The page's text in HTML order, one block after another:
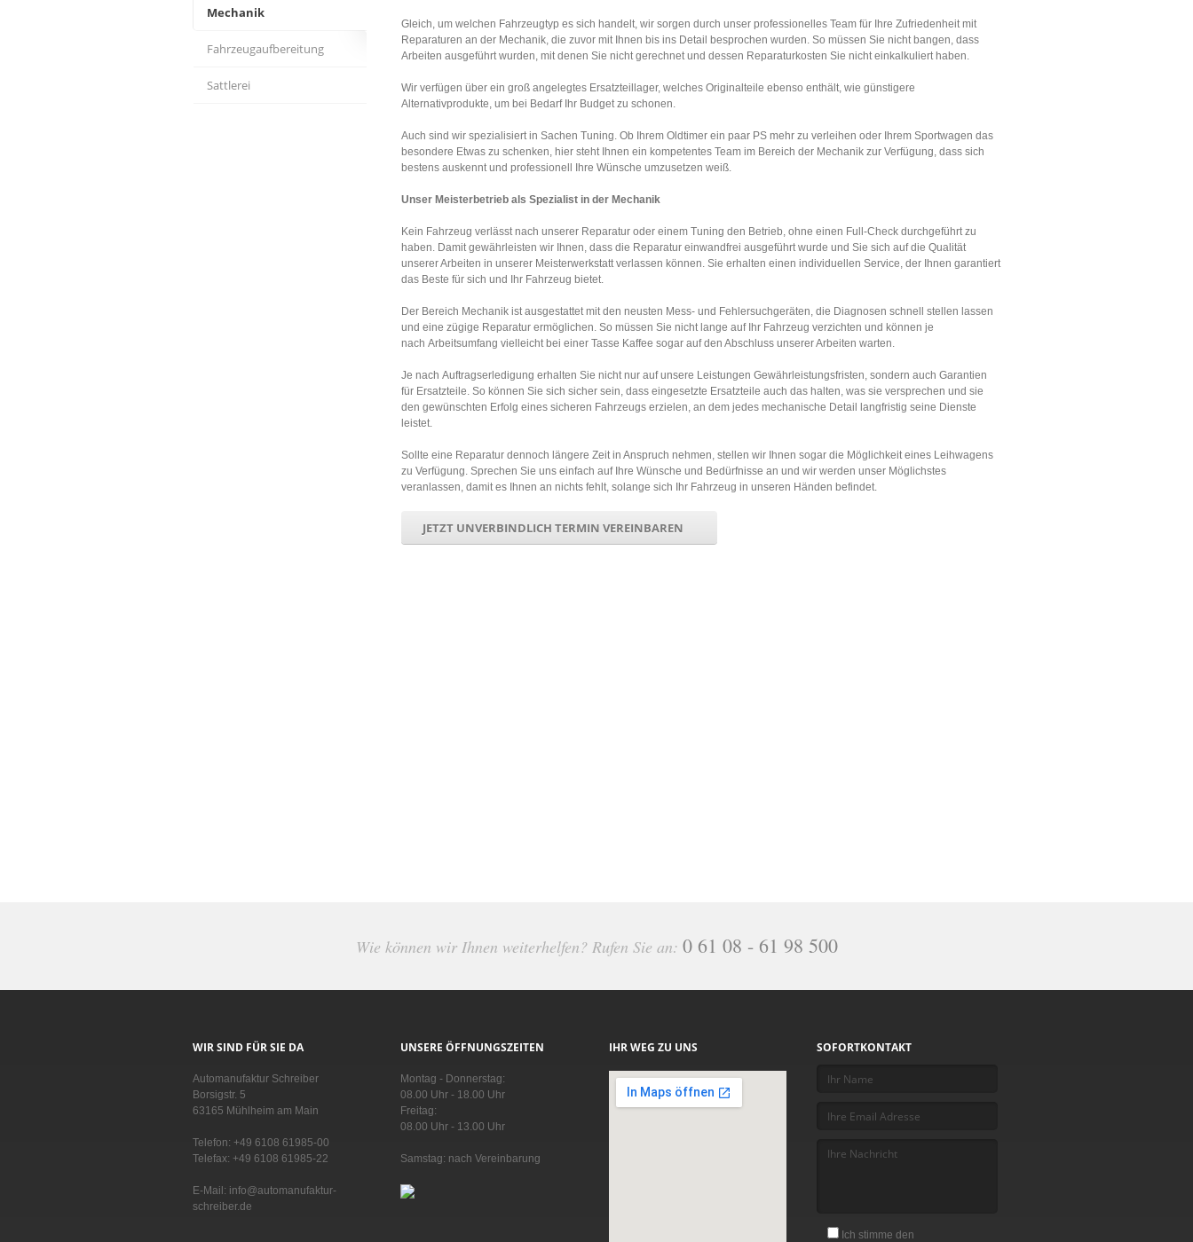
Mechanik
Fahrzeugaufbereitung
Sattlerei
Gleich, um welchen Fahrzeugtyp es sich handelt, wir sorgen durch unser professionelles Team für Ihre Zufriedenheit mit
Reparaturen an der Mechanik, die zuvor mit Ihnen bis ins Detail besprochen wurden. So müssen Sie nicht bangen, dass
Arbeiten ausgeführt wurden, mit denen Sie nicht gerechnet und dessen Reparaturkosten Sie nicht einkalkuliert haben.
Wir verfügen über ein groß angelegtes Ersatzteillager, welches Originalteile ebenso enthält, wie günstigere
Alternativprodukte, um bei Bedarf Ihr Budget zu schonen.
Auch sind wir spezialisiert in Sachen Tuning. Ob Ihrem Oldtimer ein paar PS mehr zu verleihen oder Ihrem Sportwagen das
besondere Etwas zu schenken, hier steht Ihnen ein kompetentes Team im Bereich der Mechanik zur Verfügung, dass sich
bestens auskennt und professionell Ihre Wünsche umzusetzen weiß.
Unser Meisterbetrieb als Spezialist in der Mechanik
Kein Fahrzeug verlässt nach unserer Reparatur oder einem Tuning den Betrieb, ohne einen Full-Check durchgeführt zu
haben. Damit gewährleisten wir Ihnen, dass die Reparatur einwandfrei ausgeführt wurde und Sie sich auf die Qualität
unserer Arbeiten in unserer Meisterwerkstatt verlassen können. Sie erhalten einen individuellen Service, der Ihnen garantiert
das Beste für sich und Ihr Fahrzeug bietet.
Der Bereich Mechanik ist ausgestattet mit den neusten Mess- und Fehlersuchgeräten, die Diagnosen schnell stellen lassen
und eine zügige Reparatur ermöglichen. So müssen Sie nicht lange auf Ihr Fahrzeug verzichten und können je
nach Arbeitsumfang vielleicht bei einer Tasse Kaffee sogar auf den Abschluss unserer Arbeiten warten.
Je nach Auftragserledigung erhalten Sie nicht nur auf unsere Leistungen Gewährleistungsfristen, sondern auch Garantien
für Ersatzteile. So können Sie sich sicher sein, dass eingesetzte Ersatzteile auch das halten, was sie versprechen und sie
den gewünschten Erfolg eines sicheren Fahrzeugs erzielen, an dem jedes mechanische Detail langfristig seine Dienste
leistet.
Sollte eine Reparatur dennoch längere Zeit in Anspruch nehmen, stellen wir Ihnen sogar die Möglichkeit eines Leihwagens
zu Verfügung. Sprechen Sie uns einfach auf Ihre Wünsche und Bedürfnisse an und wir werden unser Möglichstes
veranlassen, damit es Ihnen an nichts fehlt, solange sich Ihr Fahrzeug in unseren Händen befindet.
JETZT UNVERBINDLICH TERMIN VEREINBAREN
Wie können wir Ihnen weiterhelfen? Rufen Sie an: 0 61 08 - 61 98 500
WIR SIND FÜR SIE DA
Automanufaktur Schreiber
Borsigstr. 5
63165 Mühlheim am Main
Telefon: +49 6108 61985-00
Telefax: +49 6108 61985-22
E-Mail: info@automanufaktur-
schreiber.de
UNSERE ÖFFNUNGSZEITEN
Montag - Donnerstag:
08.00 Uhr - 18.00 Uhr
Freitag:
08.00 Uhr - 13.00 Uhr
Samstag: nach Vereinbarung
IHR WEG ZU UNS SOFORTKONTAKT
Ich stimme den